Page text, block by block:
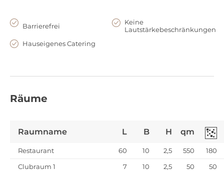
Barrierefrei
Keine
Lautstärkebeschränkungen
Hauseigenes Catering
Räume
Raumname L B H qm
Restaurant 60 10 2,5 550
180
Clubraum 1
7 10 2,5 50
50